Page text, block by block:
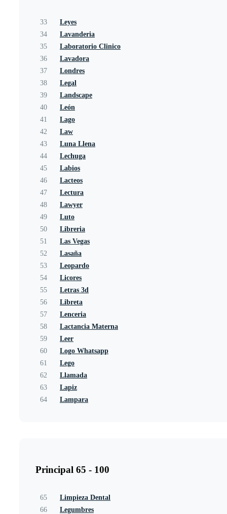
33
Leyes
34
Lavanderia
35
Laboratorio Clinico
36
Lavadora
37
Londres
38
Legal
39
Landscape
40
León
41
Lago
42
Law
43
Luna Llena
44
Lechuga
45
Labios
46
Lacteos
47
Lectura
48
Lawyer
49
Luto
50
Libreria
51
Las Vegas
52
Lasaña
53
Leopardo
54
Licores
55
Letras 3d
56
Libreta
57
Lenceria
58
Lactancia Materna
59
Leer
60
Logo Whatsapp
61
Lego
62
Llamada
63
Lapiz
64
Lampara
Principal 65 - 100
65
Limpieza Dental
66
Legumbres